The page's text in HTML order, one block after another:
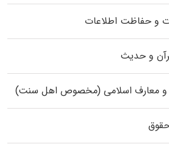
و حفاظت اطلاعات
و حدیث
و معارف اسلامی (مخصوص اهل سنت)